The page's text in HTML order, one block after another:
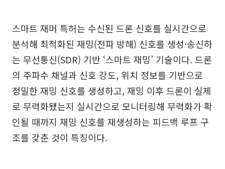
스마트 재머 특허는 수신된 드론 신호를 실시간으로
분석해 최적화된 재밍(전파 방해) 신호를 생성·송신하
는 무선통신(SDR) 기반 ‘스마트 재밍’ 기술이다. 드론
의 주파수 채널과 신호 강도, 위치 정보를 기반으로
정밀한 재밍 신호를 생성하고, 재밍 이후 드론이 실제
로 무력화됐는지 실시간으로 모니터링해 무력화가 확
인될 때까지 재밍 신호를 재생성하는 피드백 루프 구
조를 갖춘 것이 특징이다.